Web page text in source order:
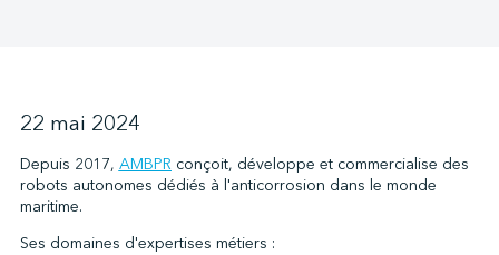
22 mai 2024
Depuis 2017, AMBPR conçoit, développe et commercialise des
robots autonomes dédiés à l'anticorrosion dans le monde
maritime.
Ses domaines d'expertises métiers :